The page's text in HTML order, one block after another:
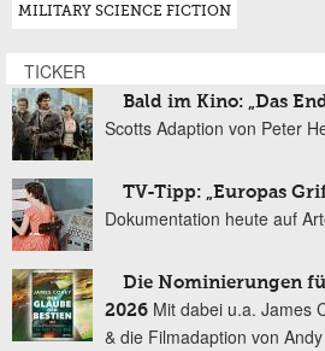
MILITARY SCIENCE FICTION
TICKER
Bald im Kino: „Das
Scotts Adaption von Peter
TV-Tipp: „Europas
Dokumentation heute auf
Die Nominierungen
2026 Mit dabei u.a. James
& die Filmadaption von